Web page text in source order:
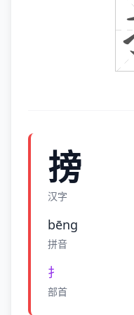
搒
汉字
bēnɡ
拼音
扌
部首